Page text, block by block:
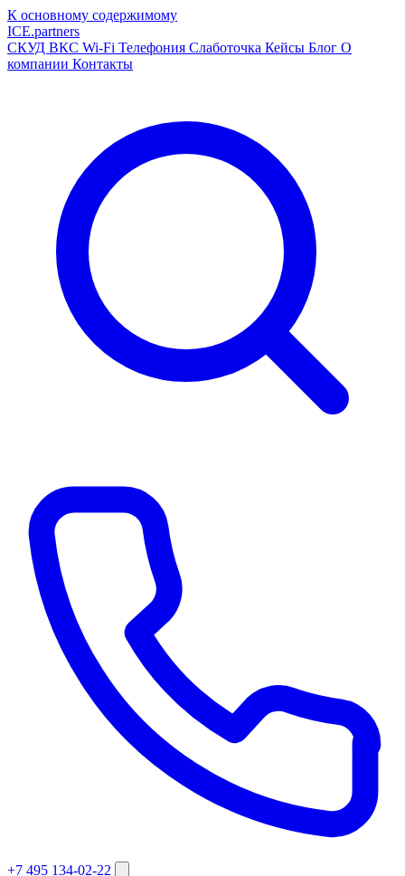
К основному содержимому
ICE.partners
СКУД ВКС Wi-Fi Телефония Слаботочка Кейсы Блог О
компании Контакты
+7 495 134-02-22